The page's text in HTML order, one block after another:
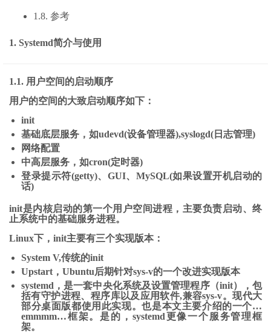
1.8. 参考
1. Systemd简介与使用
1.1. 用户空间的启动顺序
用户的空间的大致启动顺序如下：
init
基础底层服务，如udevd(设备管理器),syslogd(日志管理)
网络配置
中高层服务，如cron(定时器)
登录提示符(getty)、GUI、MySQL(如果设置开机启动的
话)
init是内核启动的第一个用户空间进程，主要负责启动、终
止系统中的基础服务进程。
Linux下，init主要有三个实现版本：
System V,传统的init
Upstart，Ubuntu后期针对sys-v的一个改进实现版本
systemd，是一套中央化系统及设置管理程序（init），包
括有守护进程、程序库以及应用软件,兼容sys-v。现代大
部分桌面版都使用此实现。也是本文主要介绍的一个…
emmmm…框架。是的，systemd更像一个服务管理框
架。